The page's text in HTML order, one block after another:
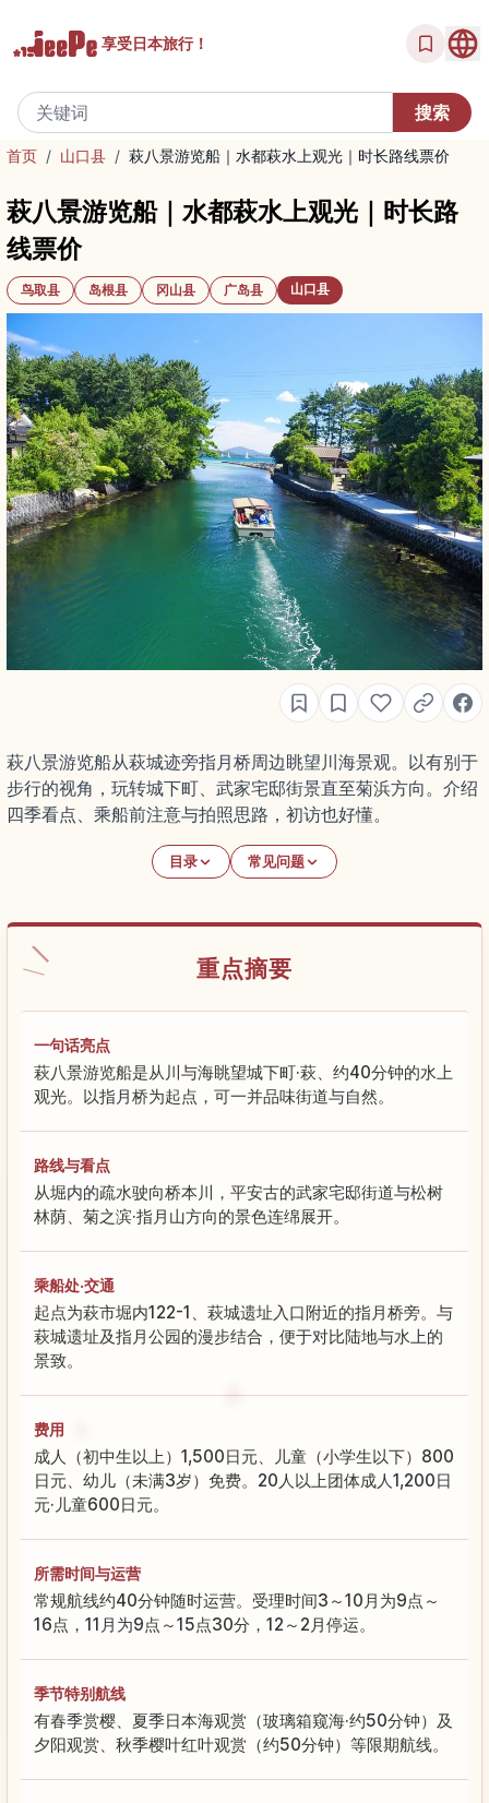
享受日本旅行！
首页 / 山口县 / 萩八景游览船｜水都萩水上观光｜时长路线票价
萩八景游览船｜水都萩水上观光｜时长路
线票价
鸟取县 岛根县 冈山县 广岛县 山口县
萩八景游览船从萩城迹旁指月桥周边眺望川海景观。以有别于
步行的视角，玩转城下町、武家宅邸街景直至菊浜方向。介绍
四季看点、乘船前注意与拍照思路，初访也好懂。
目录 常见问题
重点摘要
一句话亮点
萩八景游览船是从川与海眺望城下町·萩、约40分钟的水上
观光。以指月桥为起点，可一并品味街道与自然。
路线与看点
从堀内的疏水驶向桥本川，平安古的武家宅邸街道与松树
林荫、菊之滨·指月山方向的景色连绵展开。
乘船处·交通
起点为萩市堀内122-1、萩城遗址入口附近的指月桥旁。与
萩城遗址及指月公园的漫步结合，便于对比陆地与水上的
景致。
费用
成人（初中生以上）1,500日元、儿童（小学生以下）800
日元、幼儿（未满3岁）免费。20人以上团体成人1,200日
元·儿童600日元。
所需时间与运营
常规航线约40分钟随时运营。受理时间3～10月为9点～
16点，11月为9点～15点30分，12～2月停运。
季节特别航线
有春季赏樱、夏季日本海观赏（玻璃箱窥海·约50分钟）及
夕阳观赏、秋季樱叶红叶观赏（约50分钟）等限期航线。